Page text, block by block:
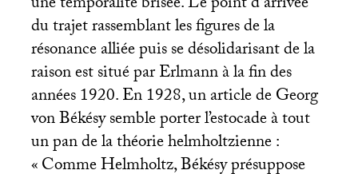
du trajet rassemblant les figures de la
résonance alliée puis se désolidarisant de la
raison est situé par Erlmann à la fin des
années 1920. En 1928, un article de Georg
von Békésy semble porter l’estocade à tout
un pan de la théorie helmholtzienne :
«Comme Helmholtz, Békésy présuppose